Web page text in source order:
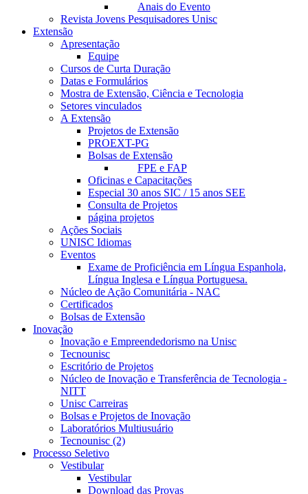
Anais do Evento
Revista Jovens Pesquisadores Unisc
Extensão
Apresentação
Equipe
Cursos de Curta Duração
Datas e Formulários
Mostra de Extensão, Ciência e Tecnologia
Setores vinculados
A Extensão
Projetos de Extensão
PROEXT-PG
Bolsas de Extensão
FPE e FAP
Oficinas e Capacitações
Especial 30 anos SIC / 15 anos SEE
Consulta de Projetos
página projetos
Ações Sociais
UNISC Idiomas
Eventos
Exame de Proficiência em Língua Espanhola,
Língua Inglesa e Língua Portuguesa.
Núcleo de Ação Comunitária - NAC
Certificados
Bolsas de Extensão
Inovação
Inovação e Empreendedorismo na Unisc
Tecnounisc
Escritório de Projetos
Núcleo de Inovação e Transferência de Tecnologia -
NITT
Unisc Carreiras
Bolsas e Projetos de Inovação
Laboratórios Multiusuário
Tecnounisc (2)
Processo Seletivo
Vestibular
Vestibular
Download das Provas